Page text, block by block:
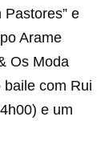
e
Arame
Os Moda
com Rui
e um